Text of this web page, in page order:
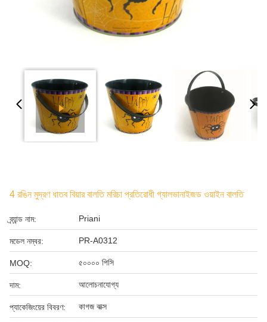
4 রঙিন মুদ্রণ ধাতব বিয়ার বালতি মরিচা প্রতিরোধী গ্যালভানাইজড ওয়াইন বালতি
ব্র্যান্ড নাম: Priani
মডেল নম্বর: PR-A0312
MOQ: ৫০০০০ পিসি
দাম: আলোচনাযোগ্য
প্যাকেজিংয়ের বিবরণ: কাগজ বাক্স